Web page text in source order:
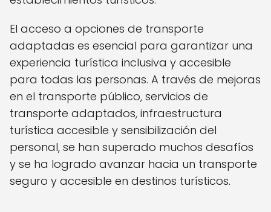
El acceso a opciones de transporte
adaptadas es esencial para garantizar una
experiencia turística inclusiva y accesible
para todas las personas. A través de mejoras
en el transporte público, servicios de
transporte adaptados, infraestructura
turística accesible y sensibilización del
personal, se han superado muchos desafíos
y se ha logrado avanzar hacia un transporte
seguro y accesible en destinos turísticos.